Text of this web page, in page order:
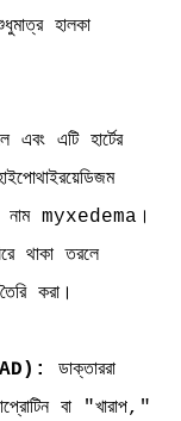
হালকা
এবং এটি হার্টের
নাম myxedema।
থাকা তরলে
করা।
ডাক্তাররা
বা "খারাপ,"